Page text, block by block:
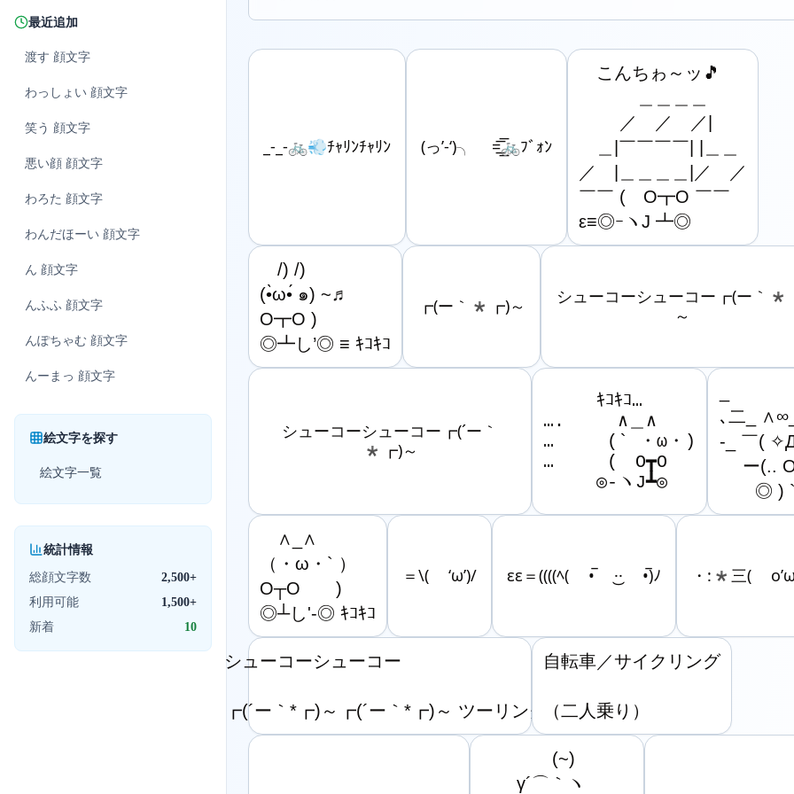
最近追加
渡す 顔文字
わっしょい 顔文字
笑う 顔文字
悪い顔 顔文字
わろた 顔文字
わんだほーい 顔文字
ん 顔文字
んふふ 顔文字
んぽちゃむ 顔文字
んーまっ 顔文字
絵文字を探す
絵文字一覧
統計情報
総顔文字数
2,500+
利用可能
1,500+
新着
10
_-_-🚲💨ﾁｬﾘﾝﾁｬﾘﾝ (っ’-‘)╮ =͟͟͞͞🚲ﾌﾞｫﾝ
こんちゎ～ッ🎵
／　／　／|
＿|￣￣￣￣| |＿＿
／　|＿＿＿＿|／　／
￣￣ (　O┳O ￣￣
ε≡◎ｰヽJ ┻◎
/) /)
(•̀ω•́ ๑) ~♬
O┳O )
◎┻し’◎ ≡ ｷｺｷｺ
┏(ー｀*┏)～
シューコーシューコー┏(ー｀
～
シューコーシューコー┏(´ー｀
*┏)～
⠀⠀⠀⠀ｷｺｷｺ…
….　　　∧＿∧
…　　　(` ・ω・)
…　　　(　O┳O
◎-ヽJ┻◎
､二_
-_ ￣(
ー(..
◎ )
∧_∧
（・ω・` ）
O┬O　　)
◎┴し'-◎ ｷｺｷｺ
＝\( ‘ω’)/ εε＝((((ﾍ( •̅ ·͜· •̅)ﾉ ・:*三(
シューコーシューコー
┏(´ー｀*┏)～┏(´ー｀*┏)～ ツーリング♪
自転車／サイクリング
（二人乗り）
(~)
γ´⌒｀ヽ